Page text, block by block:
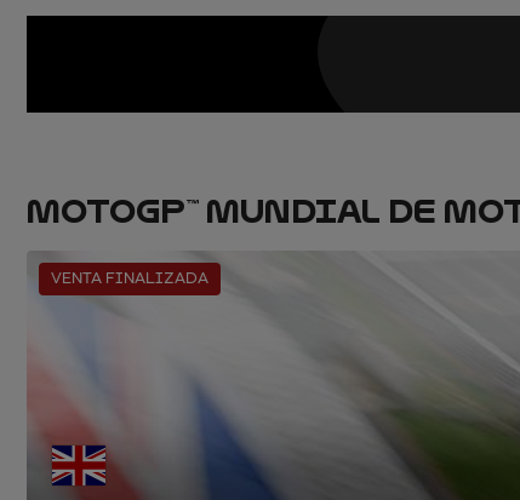
MOTOGP™ MUNDIAL DE
VENTA FINALIZADA